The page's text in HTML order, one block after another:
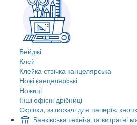
Бейджі
Клей
Клейка стрічка канцелярська
Ножі канцелярські
Ножиці
Інші офісні дрібниці
Скріпки, затискачі для паперів,
Банківська техніка та витратні